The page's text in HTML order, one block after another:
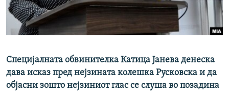
Специјалната обвинителка Катица Јанева денеска
дава исказ пред нејзината колешка Русковска и да
објасни зошто нејзиниот глас се слуша во позадина